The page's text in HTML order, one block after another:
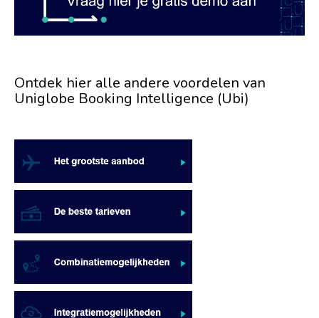
Ontdek hier alle andere voordelen van
Uniglobe Booking Intelligence (Ubi)